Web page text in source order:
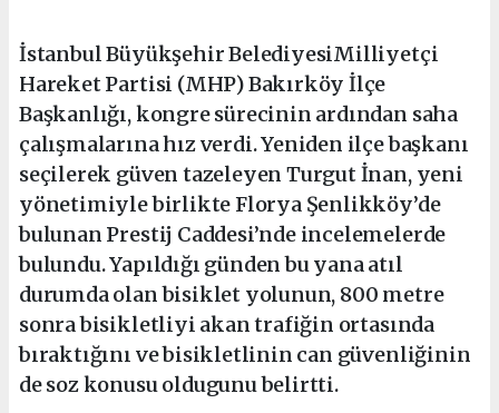
İstanbul Büyükşehir BelediyesiMilliyetçi
Hareket Partisi (MHP) Bakırköy İlçe
Başkanlığı, kongre sürecinin ardından saha
çalışmalarına hız verdi. Yeniden ilçe başkanı
seçilerek güven tazeleyen Turgut İnan, yeni
yönetimiyle birlikte Florya Şenlikköy’de
bulunan Prestij Caddesi’nde incelemelerde
bulundu. Yapıldığı günden bu yana atıl
durumda olan bisiklet yolunun, 800 metre
sonra bisikletliyi akan trafiğin ortasında
bıraktığını ve bisikletlinin can güvenliğinin
de soz konusu oldugunu belirtti.